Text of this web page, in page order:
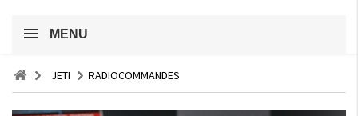
MENU
JETI RADIOCOMMANDES